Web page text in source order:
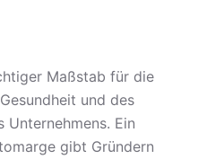
Maßstab für die
und des
Unternehmens. Ein
gibt Gründern